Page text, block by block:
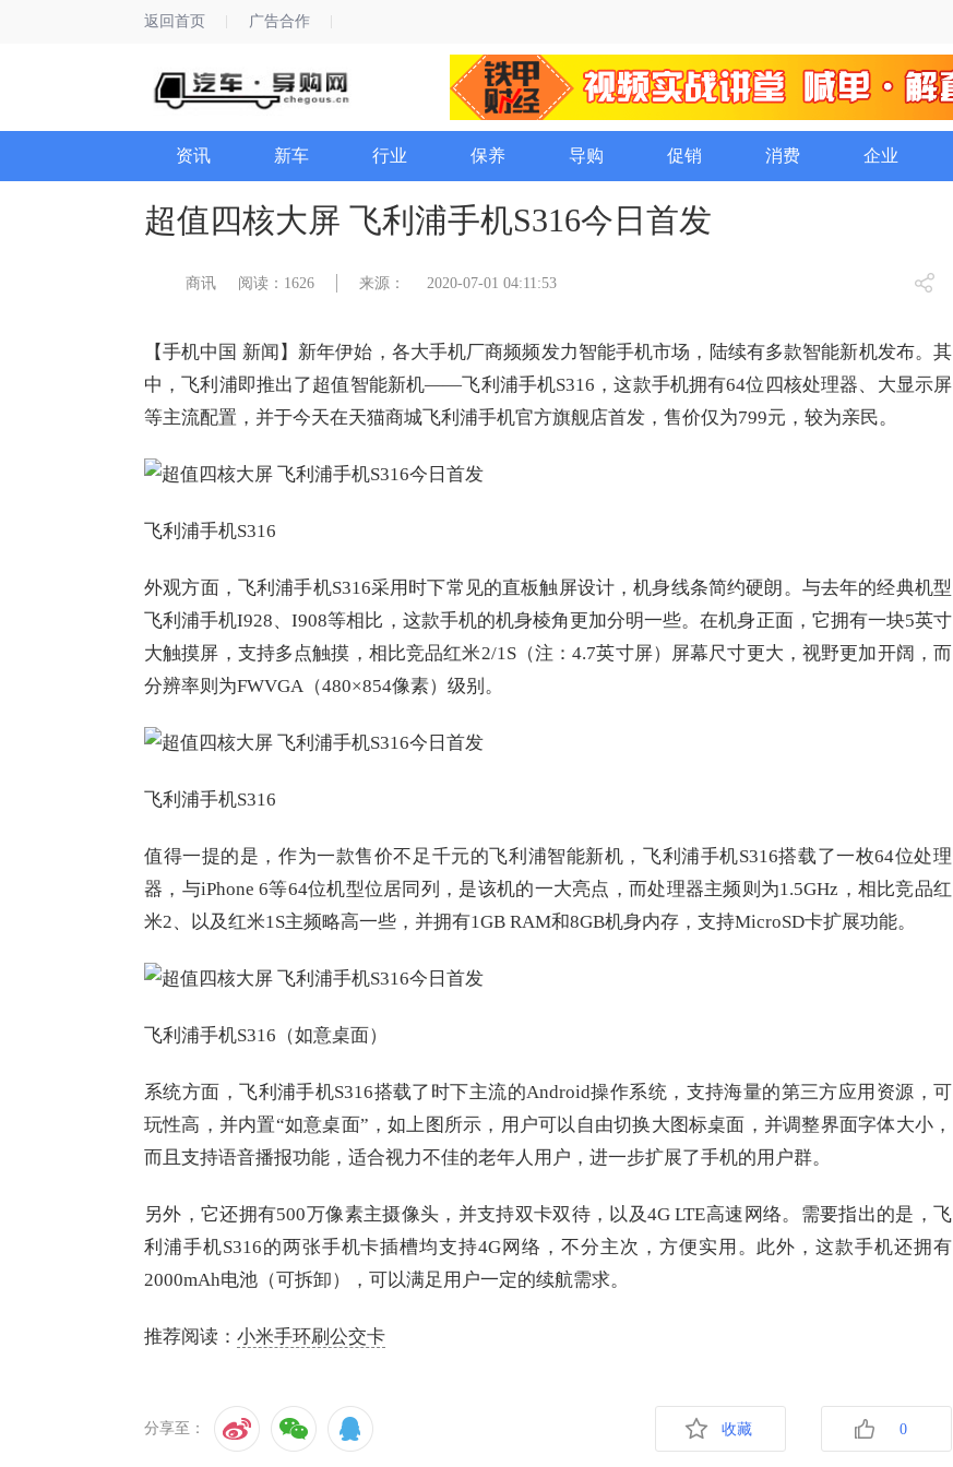
返回首页 广告合作
资讯 新车 行业 保养 导购 促销 消费 企业
超值四核大屏 飞利浦手机S316今日首发
商讯 阅读：1626 来源： 2020-07-01 04:11:53
【手机中国 新闻】新年伊始，各大手机厂商频频发力智能手机市场，陆续有多款智能新机发布。其
中，飞利浦即推出了超值智能新机——飞利浦手机S316，这款手机拥有64位四核处理器、大显示屏
等主流配置，并于今天在天猫商城飞利浦手机官方旗舰店首发，售价仅为799元，较为亲民。
飞利浦手机S316
外观方面，飞利浦手机S316采用时下常见的直板触屏设计，机身线条简约硬朗。与去年的经典机型
飞利浦手机I928、I908等相比，这款手机的机身棱角更加分明一些。在机身正面，它拥有一块5英寸
大触摸屏，支持多点触摸，相比竞品红米2/1S（注：4.7英寸屏）屏幕尺寸更大，视野更加开阔，而
分辨率则为FWVGA（480×854像素）级别。
飞利浦手机S316
值得一提的是，作为一款售价不足千元的飞利浦智能新机，飞利浦手机S316搭载了一枚64位处理
器，与iPhone 6等64位机型位居同列，是该机的一大亮点，而处理器主频则为1.5GHz，相比竞品红
米2、以及红米1S主频略高一些，并拥有1GB RAM和8GB机身内存，支持MicroSD卡扩展功能。
飞利浦手机S316（如意桌面）
系统方面，飞利浦手机S316搭载了时下主流的Android操作系统，支持海量的第三方应用资源，可
玩性高，并内置“如意桌面”，如上图所示，用户可以自由切换大图标桌面，并调整界面字体大小，
而且支持语音播报功能，适合视力不佳的老年人用户，进一步扩展了手机的用户群。
另外，它还拥有500万像素主摄像头，并支持双卡双待，以及4G LTE高速网络。需要指出的是，飞
利浦手机S316的两张手机卡插槽均支持4G网络，不分主次，方便实用。此外，这款手机还拥有
2000mAh电池（可拆卸），可以满足用户一定的续航需求。
推荐阅读： 小米手环刷公交卡
分享至： 0
收藏